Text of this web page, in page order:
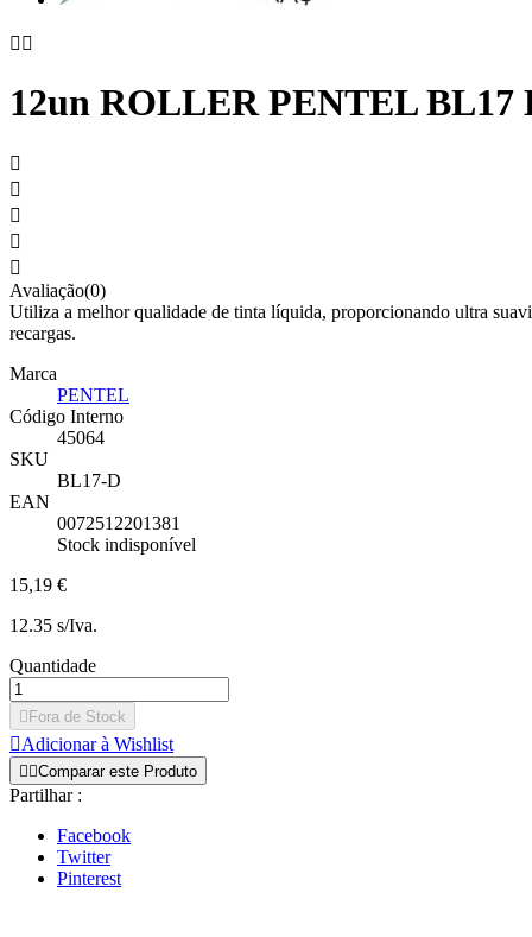
 
12un ROLLER PENTEL





Avaliação(0)
Utiliza a melhor qualidade de tinta líquida, proporcionando ultra
recargas.
Marca
PENTEL
Código Interno
45064
SKU
BL17-D
EAN
0072512201381
Stock indisponível
15,19 €
12.35 s/Iva.
Quantidade
 Fora de Stock
Adicionar à Wishlist
 Comparar este Produto
Partilhar :
Facebook
Twitter
Pinterest